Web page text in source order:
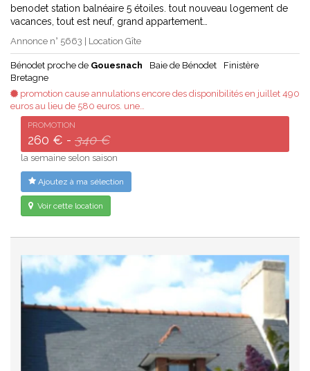
benodet station balnéaire 5 étoiles. tout nouveau logement de
vacances, tout est neuf, grand appartement…
Annonce n° 5663 | Location Gîte
Bénodet proche de Gouesnach Baie de Bénodet
Finistère
Bretagne
promotion cause annulations encore des disponibilités en juillet 490
euros au lieu de 580 euros. une…
PROMOTION
260 € - 340 €
la semaine selon saison
Ajoutez à ma sélection
Voir cette location